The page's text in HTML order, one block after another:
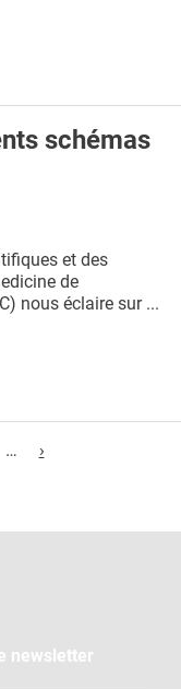
schémas
et des
de
nous éclaire sur ...
… ›
newsletter